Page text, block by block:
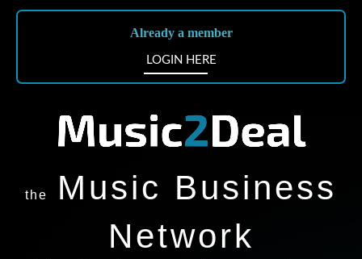
Already a member
LOGIN HERE
the
Music Business
Network